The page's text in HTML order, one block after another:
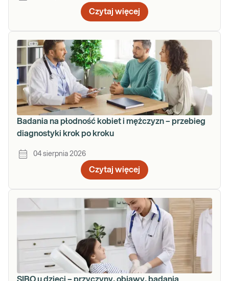
Czytaj więcej
Badania na płodność kobiet i mężczyzn – przebieg
diagnostyki krok po kroku
04 sierpnia 2026
Czytaj więcej